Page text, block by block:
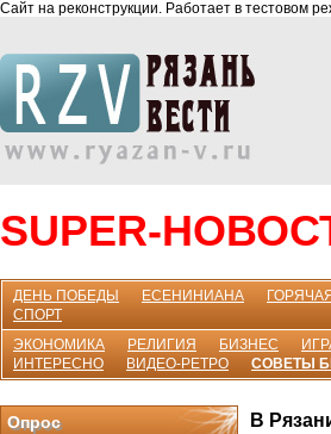
Сайт на реконструкции. Работает в тестовом
SUPER-
ДЕНЬ ПОБЕДЫ ЕСЕНИНИАНА
СПОРТ
ЭКОНОМИКА
РЕЛИГИЯ БИЗНЕС
ИНТЕРЕСНО
ВИДЕО-РЕТРО СОВЕТЫ
Опрос
В